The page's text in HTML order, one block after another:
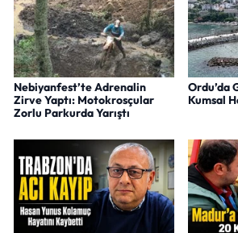
Nebiyanfest’te Adrenalin
Zirve Yaptı: Motokrosçular
Zorlu Parkurda Yarıştı
Ordu’da
Kumsal